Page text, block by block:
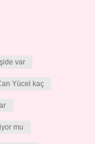
var
Yücel kaç
mu